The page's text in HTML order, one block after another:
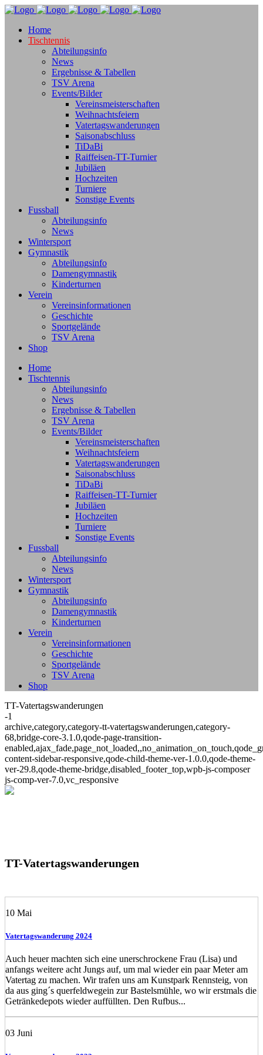
Home
Tischtennis
Abteilungsinfo
News
Ergebnisse & Tabellen
TSV Arena
Events/Bilder
Vereinsmeisterschaften
Weihnachtsfeiern
Vatertagswanderungen
Saisonabschluss
TiDaBi
Raiffeisen-TT-Turnier
Jubiläen
Hochzeiten
Turniere
Sonstige Events
Fussball
Abteilungsinfo
News
Wintersport
Gymnastik
Abteilungsinfo
Damengymnastik
Kinderturnen
Verein
Vereinsinformationen
Geschichte
Sportgelände
TSV Arena
Shop
Home
Tischtennis
Abteilungsinfo
News
Ergebnisse & Tabellen
TSV Arena
Events/Bilder
Vereinsmeisterschaften
Weihnachtsfeiern
Vatertagswanderungen
Saisonabschluss
TiDaBi
Raiffeisen-TT-Turnier
Jubiläen
Hochzeiten
Turniere
Sonstige Events
Fussball
Abteilungsinfo
News
Wintersport
Gymnastik
Abteilungsinfo
Damengymnastik
Kinderturnen
Verein
Vereinsinformationen
Geschichte
Sportgelände
TSV Arena
Shop
TT-Vatertagswanderungen
-1
archive,category,category-tt-vatertagswanderungen,category-
68,bridge-core-3.1.0,qode-page-transition-
content-sidebar-responsive,qode-child-theme-ver-1.0.0,qode-theme-
ver-29.8,qode-theme-bridge,disabled_footer_top,wpb-js-composer
js-comp-ver-7.0,vc_responsive
TT-Vatertagswanderungen
10 Mai
Vatertagswanderung 2024
Auch heuer machten sich eine unerschrockene Frau (Lisa) und
anfangs weitere acht Jungs auf, um mal wieder ein paar Meter am
Vatertag zu machen. Wir trafen uns am Kunstpark Rennsteig, von
da aus ging´s querfeldwegein zur Bastelsmühle, wo wir erstmals die
Getränkedepots wieder auffüllten. Den Rufbus...
03 Juni